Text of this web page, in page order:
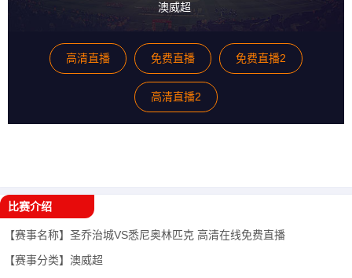
澳威超
高清直播 免费直播 免费直播2
高清直播2
比赛介绍
【赛事名称】 圣乔治城VS悉尼奥林匹克 高清在线免费直播
【赛事分类】 澳威超